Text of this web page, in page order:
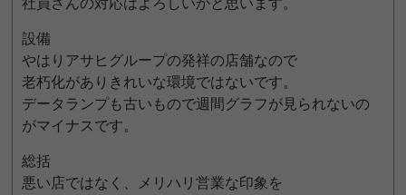
社員さんの対応はよろしいかと思います。
設備
やはりアサヒグループの発祥の店舗なので
老朽化がありきれいな環境ではないです。
データランプも古いもので週間グラフが見られないの
がマイナスです。
総括
悪い店ではなく、メリハリ営業な印象を